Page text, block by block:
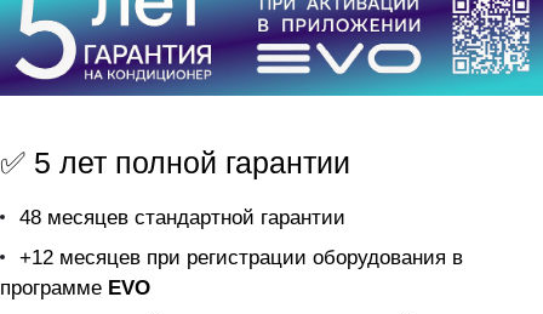
✅ 5 лет полной гарантии
48 месяцев стандартной гарантии
+12 месяцев при регистрации оборудования в
программе EVO